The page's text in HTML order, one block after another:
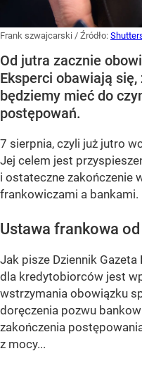
Frank szwajcarski / Źródło:
Od jutra zacznie
Eksperci obawiają
będziemy mieć do
postępowań.
7 sierpnia, czyli już jutro
Jej celem jest
i ostateczne zakończenie
frankowiczami a bankami.
Ustawa frankowa
Jak pisze Dziennik
dla kredytobiorców jest
wstrzymania obowiązku
doręczenia pozwu
zakończenia
z mocy...